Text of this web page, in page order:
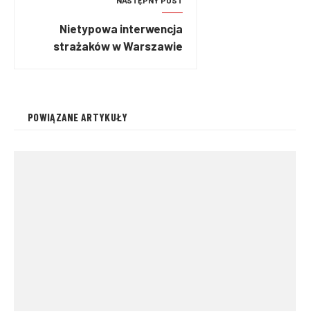
Nietypowa interwencja
strażaków w Warszawie
POWIĄZANE ARTYKUŁY